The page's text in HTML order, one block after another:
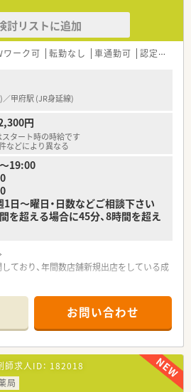
30店舗以上を展開しており、年間で数店
している勢いのある安定した成長企業で
・介護・福祉をつなぐ「架け橋」となるこ
合わせたオーダーメイドのキャリアプラ
人の志向に合わせた成長を支援してくれる
しない体制を整えており、閉局時間に合わ
きるため、心身ともに健康的に働けます。
上を確保しており、週休2.5日以上の勤務
とりを持って長く働き続けられる環境で
園を運営しており、育児休業も3歳まで取
中の薬剤師の方も多く活躍している職場で
討リストに追加
ワーク可 転勤なし 車通勤可 認定薬剤師取得支援あり
甲府駅 (JR身延線)
円
タート時の時給です
などにより異なる
19:00
日～曜日・日数などご相談下さい
を超える場合に45分、8時間を超え
ており、年間数店舗新規出店をしている成
たキャリアプランが用意され、責任のある
会社です
お問い合わせ
師求人ID： 182018
局